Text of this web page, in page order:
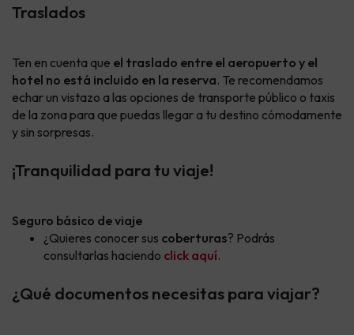
Traslados
Ten en cuenta que el traslado entre el aeropuerto y el
hotel no está incluido en la reserva. Te recomendamos
echar un vistazo a las opciones de transporte público o taxis
de la zona para que puedas llegar a tu destino cómodamente
y sin sorpresas.
¡Tranquilidad para tu viaje!
Seguro básico de viaje
¿Quieres conocer sus coberturas? Podrás
consultarlas haciendo click aquí.
¿Qué documentos necesitas para viajar?